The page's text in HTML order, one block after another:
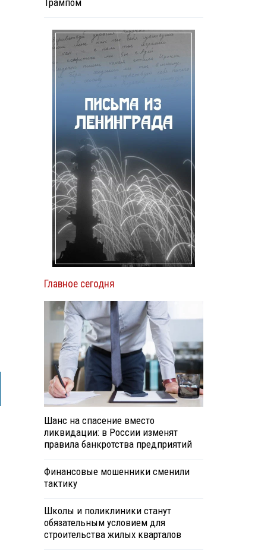
Трампом
Главное сегодня
Шанс на спасение вместо
ликвидации: в России изменят
правила банкротства предприятий
Финансовые мошенники сменили
тактику
Школы и поликлиники станут
обязательным условием для
строительства жилых кварталов